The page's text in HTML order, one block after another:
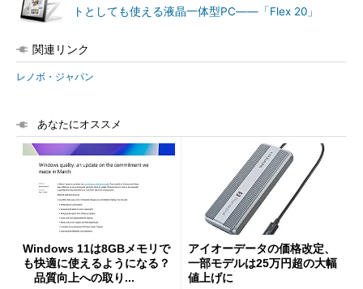
トとしても使える液晶一体型PC――「Flex 20」
関連リンク
レノボ・ジャパン
あなたにオススメ
Windows 11は8GBメモリで
も快適に使えるようになる？
品質向上への取り...
アイオーデータの価格改定、
一部モデルは25万円超の大幅
値上げに